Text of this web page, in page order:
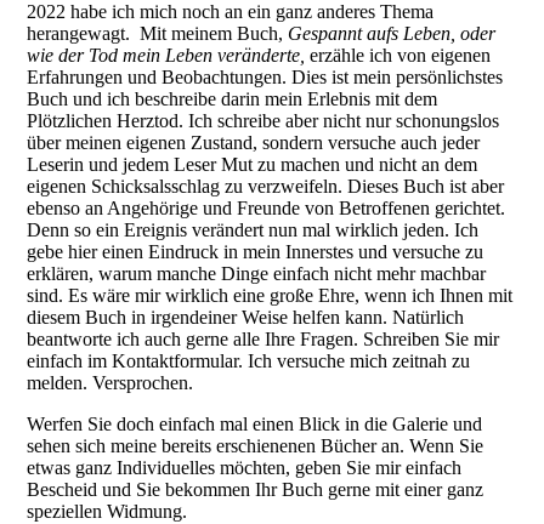
2022 habe ich mich noch an ein ganz anderes Thema
herangewagt. Mit meinem Buch, Gespannt aufs Leben, oder
wie der Tod mein Leben veränderte,erzähle ich von eigenen
Erfahrungen und Beobachtungen. Dies ist mein persönlichstes
Buch und ich beschreibe darin mein Erlebnis mit dem
Plötzlichen Herztod. Ich schreibe aber nicht nur schonungslos
über meinen eigenen Zustand, sondern versuche auch jeder
Leserin und jedem Leser Mut zu machen und nicht an dem
eigenen Schicksalsschlag zu verzweifeln. Dieses Buch ist aber
ebenso an Angehörige und Freunde von Betroffenen gerichtet.
Denn so ein Ereignis verändert nun mal wirklich jeden. Ich
gebe hier einen Eindruck in mein Innerstes und versuche zu
erklären, warum manche Dinge einfach nicht mehr machbar
sind. Es wäre mir wirklich eine große Ehre, wenn ich Ihnen mit
diesem Buch in irgendeiner Weise helfen kann. Natürlich
beantworte ich auch gerne alle Ihre Fragen. Schreiben Sie mir
einfach im Kontaktformular. Ich versuche mich zeitnah zu
melden. Versprochen.
Werfen Sie doch einfach mal einen Blick in die Galerie und
sehen sich meine bereits erschienenen Bücher an. Wenn Sie
etwas ganz Individuelles möchten, geben Sie mir einfach
Bescheid und Sie bekommen Ihr Buch gerne mit einer ganz
speziellen Widmung.